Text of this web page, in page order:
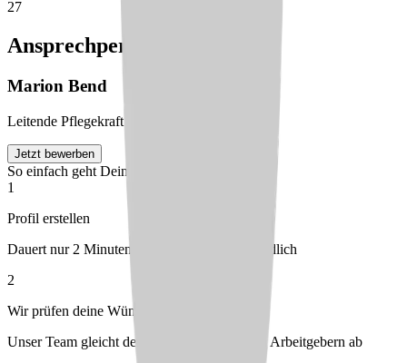
27
Ansprechperson
Marion Bend
Leitende Pflegekraft
Jetzt bewerben
So einfach geht Deine Bewerbung
1
Profil erstellen
Dauert nur 2 Minuten – kostenlos & unverbindlich
2
Wir prüfen deine Wünsche
Unser Team gleicht dein Profil mit passenden Arbeitgebern ab